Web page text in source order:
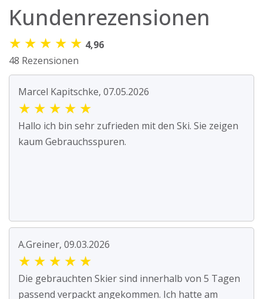
Kundenrezensionen
★ ★ ★ ★ ★ 4,96
48 Rezensionen
Marcel Kapitschke, 07.05.2026
★ ★ ★ ★ ★
Hallo ich bin sehr zufrieden mit den Ski. Sie zeigen
kaum Gebrauchsspuren.
A.Greiner, 09.03.2026
★ ★ ★ ★ ★
Die gebrauchten Skier sind innerhalb von 5 Tagen
passend verpackt angekommen. Ich hatte am